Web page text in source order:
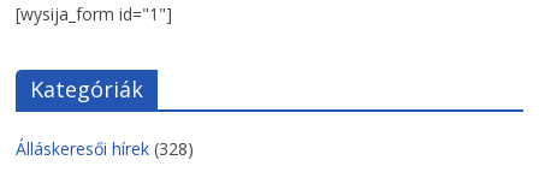
[wysija_form id="1"]
Kategóriák
Álláskeresői hírek (328)